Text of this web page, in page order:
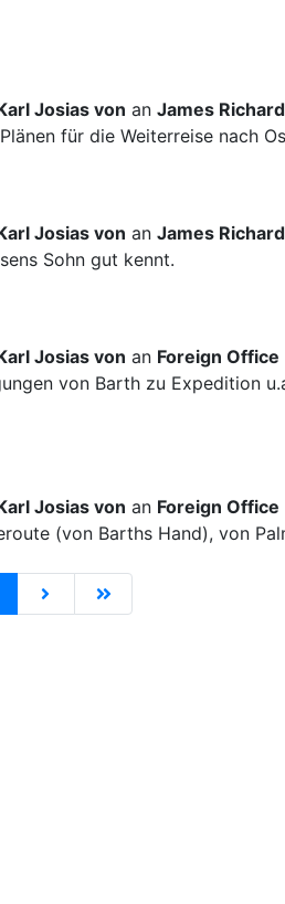
Josias von an James
für die Weiterreise nach
Josias von an James
Sohn gut kennt.
Josias von an Foreign Office
von Barth zu Expedition
Josias von an Foreign Office
(von Barths Hand), von
page|
Seite|en:Previous results page|
|de:Nächste Seite|en:Next
|de:Letzte